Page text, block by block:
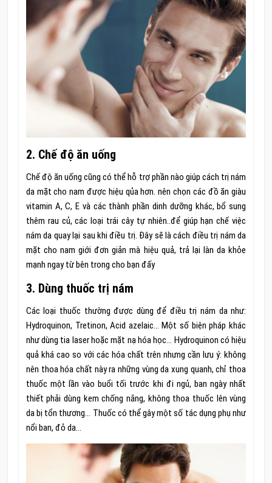
2. Chế độ ăn uống
Chế độ ăn uống cũng có thể hỗ trợ phần nào giúp cách trị nám
da mặt cho nam được hiệu qủa hơn. nên chọn các đồ ăn giàu
vitamin A, C, E và các thành phần dinh dưỡng khác, bổ sung
thêm rau củ, các loại trái cây tự nhiên..để giúp hạn chế việc
nám da quay lại sau khi điều trị. Đây sẽ là cách điều trị nám da
mặt cho nam giới đơn giản mà hiệu quả, trả lại làn da khỏe
mạnh ngay từ bên trong cho bạn đấy
3. Dùng thuốc trị nám
Các loại thuốc thường được dùng để điều trị nám da như:
Hydroquinon, Tretinon, Acid azelaic… Một số biện pháp khác
như dùng tia laser hoặc mặt nạ hóa học… Hydroquinon có hiệu
quả khá cao so với các hóa chất trên nhưng cần lưu ý: không
nên thoa hóa chất này ra những vùng da xung quanh, chỉ thoa
thuốc một lần vào buổi tối trước khi đi ngủ, ban ngày nhất
thiết phải dùng kem chống nắng, không thoa thuốc lên vùng
da bị tổn thương… Thuốc có thể gây một số tác dụng phụ như
nổi ban, đỏ da…